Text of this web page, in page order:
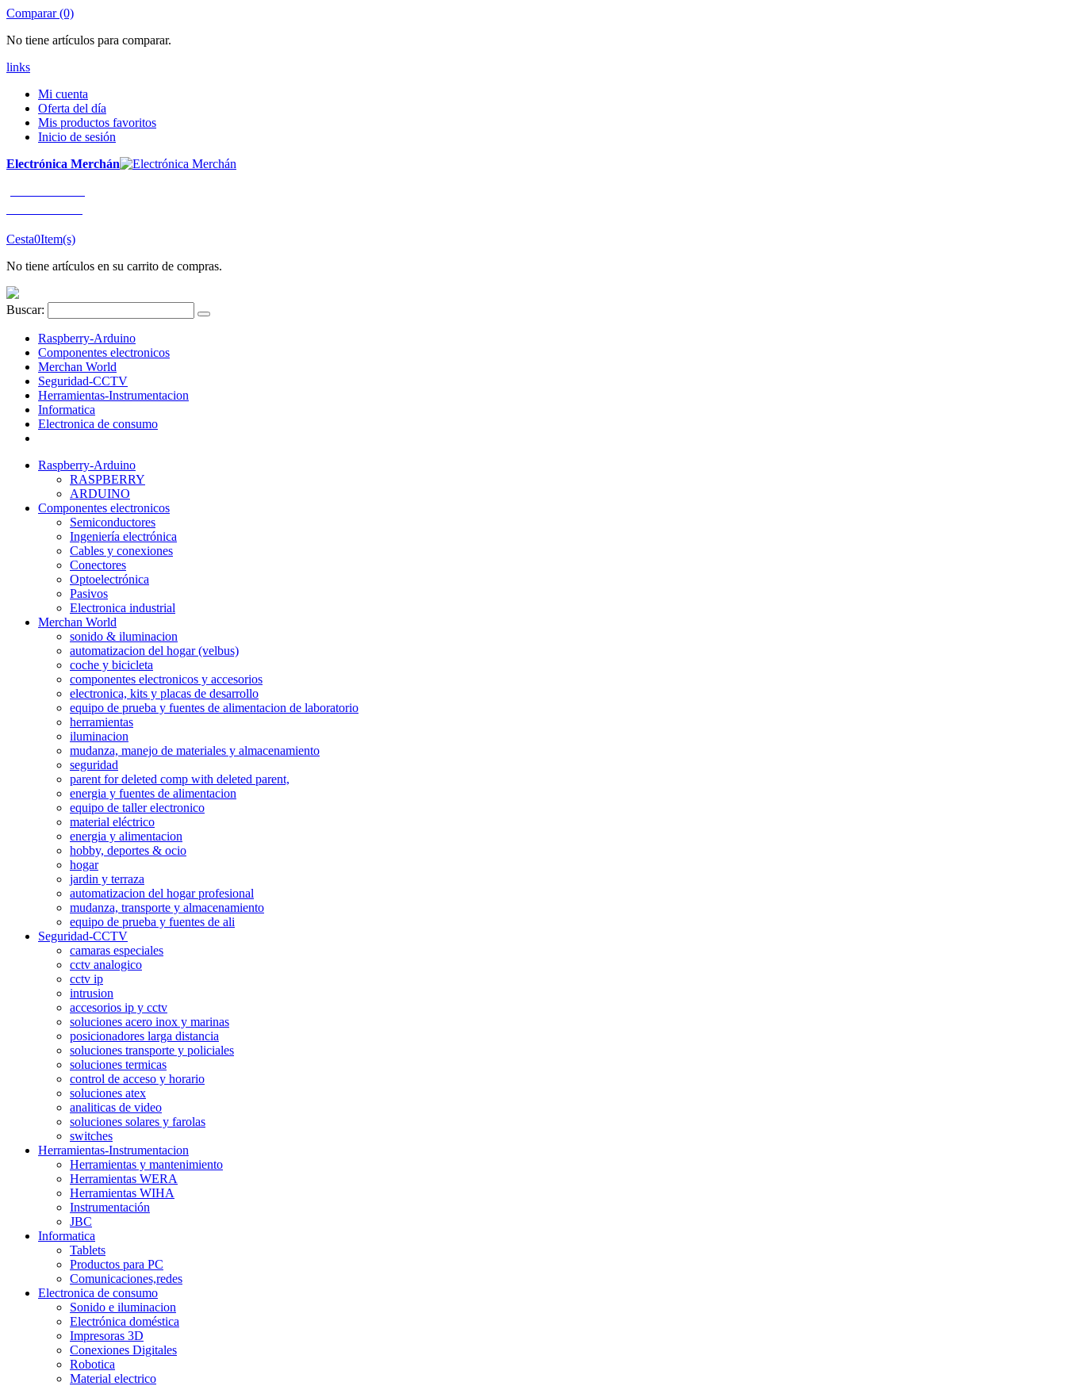
Comparar (0)
No tiene artículos para comparar.
links
Mi cuenta
Oferta del día
Mis productos favoritos
Inicio de sesión
Electrónica Merchán
Cesta0Item(s)
No tiene artículos en su carrito de compras.
Buscar:
Raspberry-Arduino
Componentes electronicos
Merchan World
Seguridad-CCTV
Herramientas-Instrumentacion
Informatica
Electronica de consumo
Raspberry-Arduino
RASPBERRY
ARDUINO
Componentes electronicos
Semiconductores
Ingeniería electrónica
Cables y conexiones
Conectores
Optoelectrónica
Pasivos
Electronica industrial
Merchan World
sonido & iluminacion
automatizacion del hogar (velbus)
coche y bicicleta
componentes electronicos y accesorios
electronica, kits y placas de desarrollo
equipo de prueba y fuentes de alimentacion de laboratorio
herramientas
iluminacion
mudanza, manejo de materiales y almacenamiento
seguridad
parent for deleted comp with deleted parent,
energia y fuentes de alimentacion
equipo de taller electronico
material eléctrico
energia y alimentacion
hobby, deportes & ocio
hogar
jardin y terraza
automatizacion del hogar profesional
mudanza, transporte y almacenamiento
equipo de prueba y fuentes de ali
Seguridad-CCTV
camaras especiales
cctv analogico
cctv ip
intrusion
accesorios ip y cctv
soluciones acero inox y marinas
posicionadores larga distancia
soluciones transporte y policiales
soluciones termicas
control de acceso y horario
soluciones atex
analiticas de video
soluciones solares y farolas
switches
Herramientas-Instrumentacion
Herramientas y mantenimiento
Herramientas WERA
Herramientas WIHA
Instrumentación
JBC
Informatica
Tablets
Productos para PC
Comunicaciones,redes
Electronica de consumo
Sonido e iluminacion
Electrónica doméstica
Impresoras 3D
Conexiones Digitales
Robotica
Material electrico